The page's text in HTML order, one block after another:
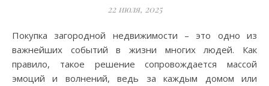
22 июля, 2025
Покупка загородной недвижимости – это одно из
важнейших событий в жизни многих людей. Как
правило, такое решение сопровождается массой
эмоций и волнений, ведь за каждым домом или